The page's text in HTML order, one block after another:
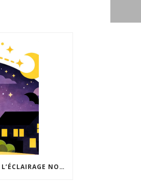
ACCEPTABILITÉ SOCIALE DE L’ÉCLAIRAGE NOCTURNE : LE REPLAY EST DISPONIBLE